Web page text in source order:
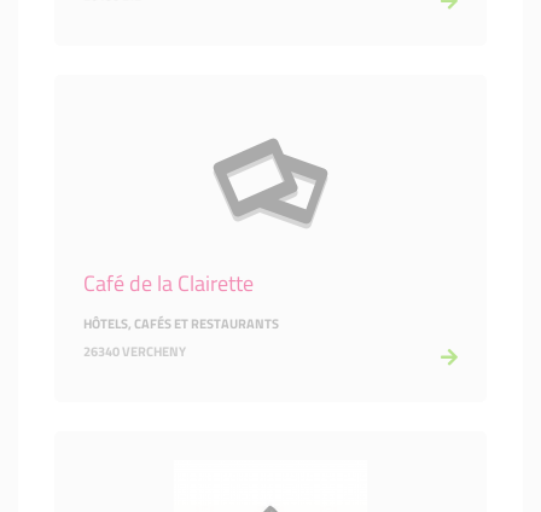
Café de la Clairette
HÔTELS, CAFÉS ET RESTAURANTS
26340 VERCHENY